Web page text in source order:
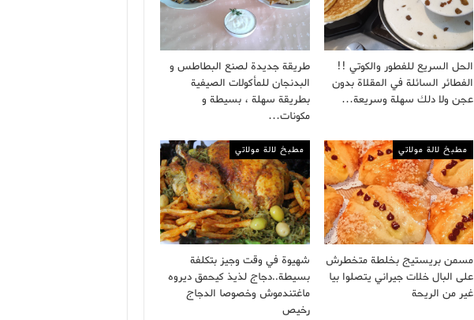
الحل السريع للفطور والكوتي !!
الفطائر السائلة في المقلاة بدون
عجن ولا دلك سهلة وسريعة…
طريقة جديدة لصنع البطاطس و
البدنجان للمأكولات الصيفية
بطريقة سهلة ، بسيطة و
مكونات…
مطبخ لالة مولاتي
مسمن بريستيج بخلطة متخطرش
على البال خلات جيراني يتصلوا بيا
غير من الريحة
مطبخ لالة مولاتي
شهيوة في وقت وجيز بتكلفة
بسيطة..دجاج لذيذ كيحمق ديروه
ماغتندموش وخصوصا الدجاج
رخيص